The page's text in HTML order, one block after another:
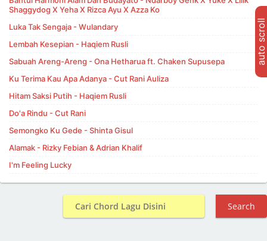
Shaggydog X Yeha X Rizca Ayu X Azza Ko
Luka Tak Sengaja - Wulandary
Lembah Kesepian - Haqiem Rusli
Sabuah Areng-Areng - Ona Hetharua ft. Chaken Supusepa
Ku Terima Kau Apa Adanya - Cut Rani Auliza
Hitam Saksi Putih - Haqiem Rusli
Do'a Rindu - Cut Rani
Semongko Ku Gede - Shinta Gisul
Alamak - Rizky Febian & Adrian Khalif
I'm Feeling Lucky
Search
auto scroll